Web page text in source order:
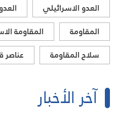
العدو الاسرائيلي
المقاومة
المقاومة
سلاح المقاومة
عناصر
آخر الأخبار